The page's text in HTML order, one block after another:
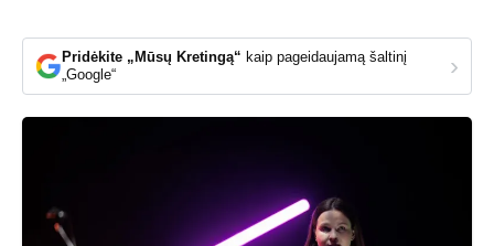
Pridėkite „Mūsų Kretingą“ kaip pageidaujamą šaltinį
„Google“
›